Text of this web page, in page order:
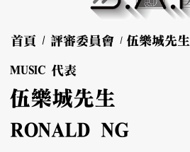
首頁 / 評審委員會 / 伍樂城先生
MUSIC 代表
伍樂城先生
RONALD NG